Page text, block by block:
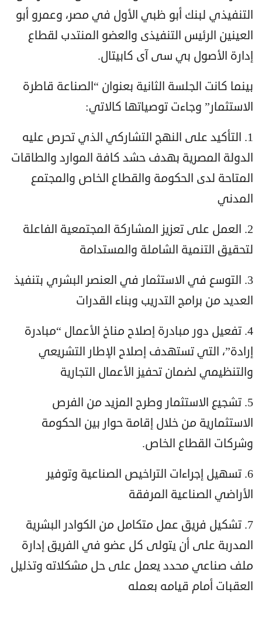
التنفيذي لبنك أبو ظبي الأول في مصر، وعمرو أبو
العينين الرئيس التنفيذى والعضو المنتدب لقطاع
إدارة الأصول بي سى آى كابيتال.
بينما كانت الجلسة الثانية بعنوان “الصناعة قاطرة
الاستثمار” وجاءت توصياتها كالاتي:
1. التأكيد على النهج التشاركي الذي تحرص عليه
الدولة المصرية بهدف حشد كافة الموارد والطاقات
المتاحة لدى الحكومة والقطاع الخاص والمجتمع
المدني
2. العمل على تعزيز المشاركة المجتمعية الفاعلة
لتحقيق التنمية الشاملة والمستدامة
3. التوسع في الاستثمار في العنصر البشري بتنفيذ
العديد من برامج التدريب وبناء القدرات
4. تفعيل دور مبادرة إصلاح مناخ الأعمال “مبادرة
إرادة”، التي تستهدف إصلاح الإطار التشريعي
والتنظيمي لضمان تحفيز الأعمال التجارية
5. تشجيع الاستثمار وطرح المزيد من الفرص
الاستثمارية من خلال إقامة حوار بين الحكومة
وشركات القطاع الخاص.
6. تسهيل إجراءات التراخيص الصناعية وتوفير
الأراضي الصناعية المرفقة
7. تشكيل فريق عمل متكامل من الكوادر البشرية
المدربة على أن يتولى كل عضو في الفريق إدارة
ملف صناعي محدد يعمل على حل مشكلاته وتذليل
العقبات أمام قيامه بعمله